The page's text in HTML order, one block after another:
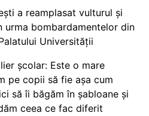
a reamplasat vulturul și
bombardamentelor din
Universității
școlar: Este o mare
pe copii să fie așa cum
să îi băgăm în șabloane și
ceea ce fac diferit